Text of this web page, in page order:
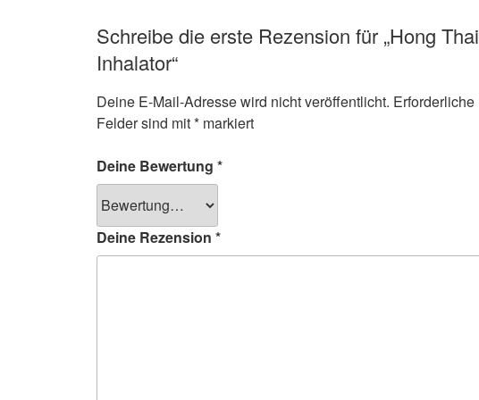
Schreibe die erste Rezension für „Hong Thai
Inhalator“
Deine E-Mail-Adresse wird nicht veröffentlicht. Erforderliche
Felder sind mit*markiert
Deine Bewertung *
Deine Rezension *